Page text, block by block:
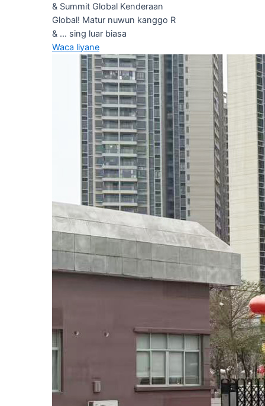
& Summit Global Kenderaan
Global! Matur nuwun kanggo R
& ... sing luar biasa
Waca liyane